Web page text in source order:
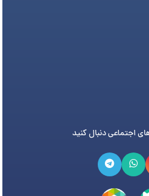
اجتماعی دنبال کنید